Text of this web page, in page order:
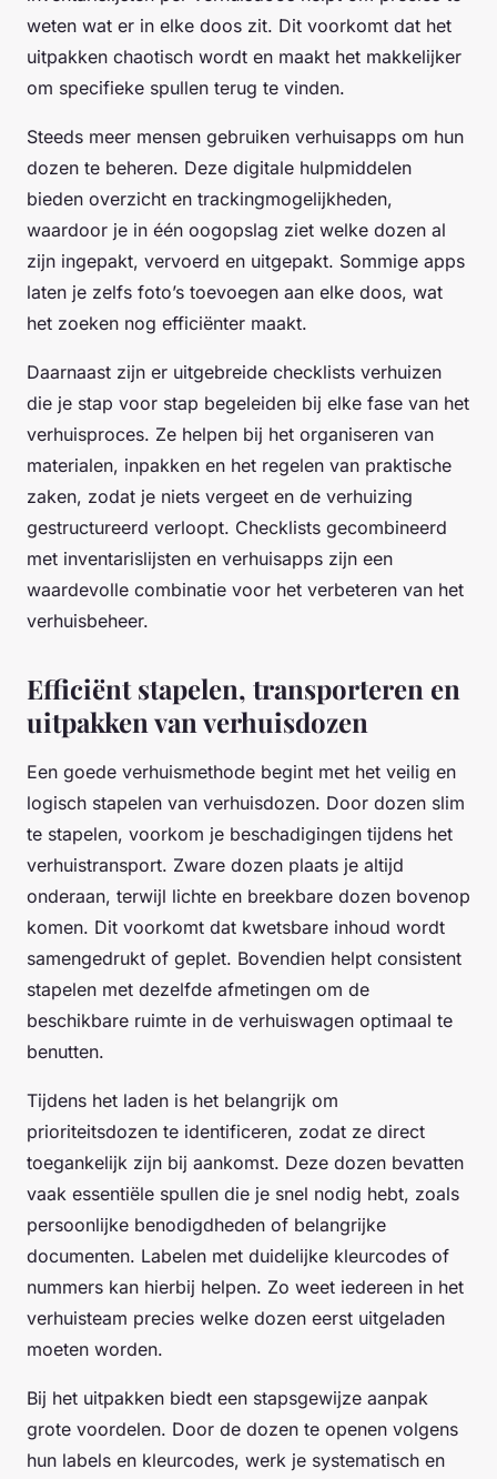
weten wat er in elke doos zit. Dit voorkomt dat het
uitpakken chaotisch wordt en maakt het makkelijker
om specifieke spullen terug te vinden.
Steeds meer mensen gebruiken verhuisapps om hun
dozen te beheren. Deze digitale hulpmiddelen
bieden overzicht en trackingmogelijkheden,
waardoor je in één oogopslag ziet welke dozen al
zijn ingepakt, vervoerd en uitgepakt. Sommige apps
laten je zelfs foto’s toevoegen aan elke doos, wat
het zoeken nog efficiënter maakt.
Daarnaast zijn er uitgebreide checklists verhuizen
die je stap voor stap begeleiden bij elke fase van het
verhuisproces. Ze helpen bij het organiseren van
materialen, inpakken en het regelen van praktische
zaken, zodat je niets vergeet en de verhuizing
gestructureerd verloopt. Checklists gecombineerd
met inventarislijsten en verhuisapps zijn een
waardevolle combinatie voor het verbeteren van het
verhuisbeheer.
Efficiënt stapelen, transporteren en
uitpakken van verhuisdozen
Een goede verhuismethode begint met het veilig en
logisch stapelen van verhuisdozen. Door dozen slim
te stapelen, voorkom je beschadigingen tijdens het
verhuistransport. Zware dozen plaats je altijd
onderaan, terwijl lichte en breekbare dozen bovenop
komen. Dit voorkomt dat kwetsbare inhoud wordt
samengedrukt of geplet. Bovendien helpt consistent
stapelen met dezelfde afmetingen om de
beschikbare ruimte in de verhuiswagen optimaal te
benutten.
Tijdens het laden is het belangrijk om
prioriteitsdozen te identificeren, zodat ze direct
toegankelijk zijn bij aankomst. Deze dozen bevatten
vaak essentiële spullen die je snel nodig hebt, zoals
persoonlijke benodigdheden of belangrijke
documenten. Labelen met duidelijke kleurcodes of
nummers kan hierbij helpen. Zo weet iedereen in het
verhuisteam precies welke dozen eerst uitgeladen
moeten worden.
Bij het uitpakken biedt een stapsgewijze aanpak
grote voordelen. Door de dozen te openen volgens
hun labels en kleurcodes, werk je systematisch en